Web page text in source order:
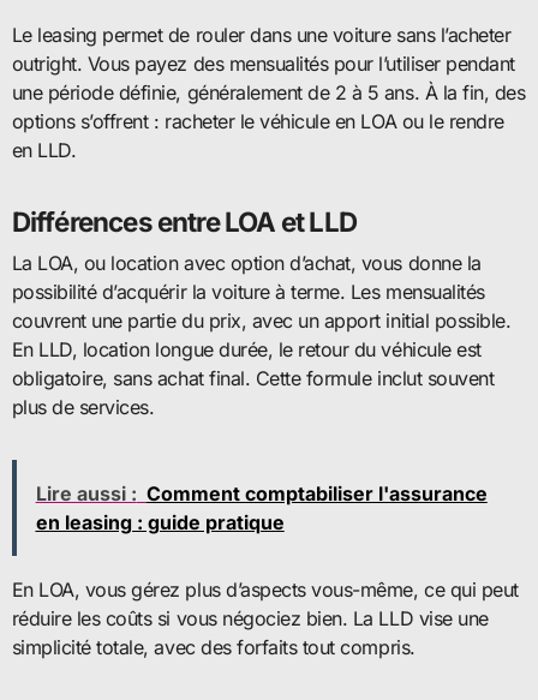
Le leasing permet de rouler dans une voiture sans l’acheter
outright. Vous payez des mensualités pour l’utiliser pendant
une période définie, généralement de 2 à 5 ans. À la fin, des
options s’offrent : racheter le véhicule en LOA ou le rendre
en LLD.
Différences entre LOA et LLD
La LOA, ou location avec option d’achat, vous donne la
possibilité d’acquérir la voiture à terme. Les mensualités
couvrent une partie du prix, avec un apport initial possible.
En LLD, location longue durée, le retour du véhicule est
obligatoire, sans achat final. Cette formule inclut souvent
plus de services.
Lire aussi : Comment comptabiliser l'assurance
en leasing : guide pratique
En LOA, vous gérez plus d’aspects vous-même, ce qui peut
réduire les coûts si vous négociez bien. La LLD vise une
simplicité totale, avec des forfaits tout compris.